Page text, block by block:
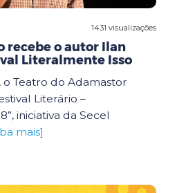
1431 visualizações
recebe o autor Ilan
Literalmente Isso
o Teatro do Adamastor
Literário –
iniciativa da Secel
mais]